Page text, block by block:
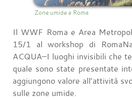
Zone umide a Roma
Il WWF Roma e Area
15/1 al workshop di
ACQUA–I luoghi invisibili che
quale sono state presentate
aggiungono valore all’attività
sulle zone umide.